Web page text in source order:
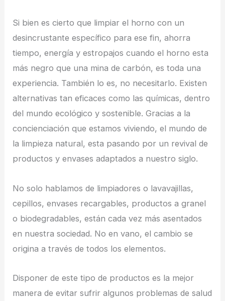
Si bien es cierto que limpiar el horno con un
desincrustante específico para ese fin, ahorra
tiempo, energía y estropajos cuando el horno esta
más negro que una mina de carbón, es toda una
experiencia. También lo es, no necesitarlo. Existen
alternativas tan eficaces como las químicas, dentro
del mundo ecológico y sostenible. Gracias a la
concienciación que estamos viviendo, el mundo de
la limpieza natural, esta pasando por un revival de
productos y envases adaptados a nuestro siglo.
No solo hablamos de limpiadores o lavavajillas,
cepillos, envases recargables, productos a granel
o biodegradables, están cada vez más asentados
en nuestra sociedad. No en vano, el cambio se
origina a través de todos los elementos.
Disponer de este tipo de productos es la mejor
manera de evitar sufrir algunos problemas de salud